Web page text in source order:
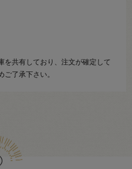
を共有しており、注文が確定して
了承下さい。